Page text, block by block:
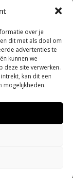
over je
dit met als doel om
advertenties te
kunnen we
deze site verwerken.
kan dit een
mogelijkheden.